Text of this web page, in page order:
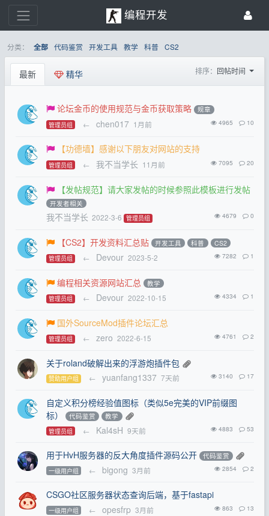
编程开发
分类： 全部 代码鉴赏 开发工具 教学 科普 CS2
最新 精华 排序： 回帖时间
论坛金币的使用规范与金币获取策略 规章
管理员组 ← chen017 1月前 4965 10
【功德墙】感谢以下朋友对网站的支持
管理员组 ← 我不当学长 11月前 7095 20
【发帖规范】请大家发帖的时候参照此模板进行发帖
开发者相关
我不当学长 2022-3-6 管理员组 4679 0
【CS2】开发资料汇总贴 开发工具 科普 CS2
管理员组 ← Devour 2023-5-2 7282 1
编程相关资源网站汇总 教学
管理员组 ← Devour 2022-10-15 4334 1
国外SourceMod插件论坛汇总
管理员组 ← zero 2022-6-15 4761 2
关于roland破解出来的浮游炮插件包
赞助用户组 ← yuanfang1337 7天前 3140 17
自定义积分榜经验值图标（类似5e完美的VIP前缀图
标）
代码鉴赏 教学
管理员组 ← Kal4sH 9天前 4883 53
用于HvH服务器的反大角度插件源码公开 代码鉴赏
一级用户组 ← bigong 3月前 2854 2
CSGO社区服务器状态查询后端，基于fastapi
一级用户组 ← opesfrp 3月前 863 13